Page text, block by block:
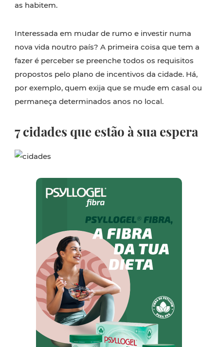
as habitem.
Interessada em mudar de rumo e investir numa
nova vida noutro país? A primeira coisa que tem a
fazer é perceber se preenche todos os requisitos
propostos pelo plano de incentivos da cidade. Há,
por exemplo, quem exija que se mude em casal ou
permaneça determinados anos no local.
7 cidades que estão à sua espera